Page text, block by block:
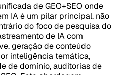
de GEO+SEO onde
IA é um pilar principal, não
do foco de pesquisa do
de IA com
geração de conteúdo
inteligência temática,
de domínio, auditorias de